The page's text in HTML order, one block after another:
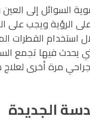
السوائل إلى
الرؤية ويجب على
استخدام القطرات
يحدث فيها تجمع
مرة أخرى
الجديدة